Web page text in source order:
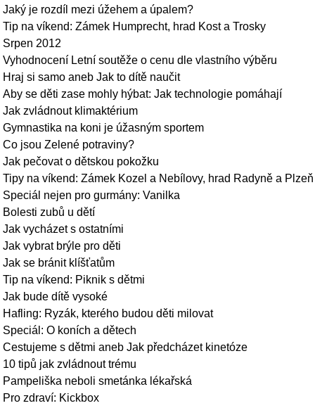
Jaký je rozdíl mezi úžehem a úpalem?
Tip na víkend: Zámek Humprecht, hrad Kost a Trosky
Srpen 2012
Vyhodnocení Letní soutěže o cenu dle vlastního výběru
Hraj si samo aneb Jak to dítě naučit
Aby se děti zase mohly hýbat: Jak technologie pomáhají
Jak zvládnout klimaktérium
Gymnastika na koni je úžasným sportem
Co jsou Zelené potraviny?
Jak pečovat o dětskou pokožku
Tipy na víkend: Zámek Kozel a Nebílovy, hrad Radyně a Plzeň
Speciál nejen pro gurmány: Vanilka
Bolesti zubů u dětí
Jak vycházet s ostatními
Jak vybrat brýle pro děti
Jak se bránit klíšťatům
Tip na víkend: Piknik s dětmi
Jak bude dítě vysoké
Hafling: Ryzák, kterého budou děti milovat
Speciál: O koních a dětech
Cestujeme s dětmi aneb Jak předcházet kinetóze
10 tipů jak zvládnout trému
Pampeliška neboli smetánka lékařská
Pro zdraví: Kickbox